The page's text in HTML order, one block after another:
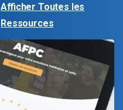
Afficher Toutes les
Ressources